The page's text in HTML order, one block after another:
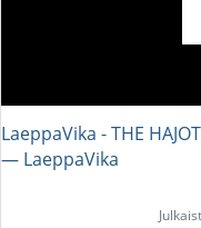
LaeppaVika - THE
― LaeppaVika